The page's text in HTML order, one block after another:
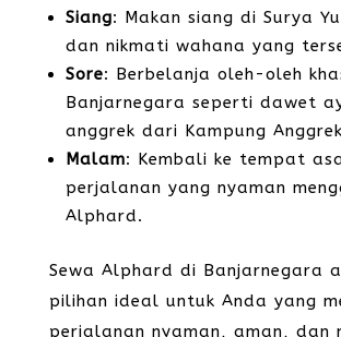
Siang: Makan siang di Surya
dan nikmati wahana yang
Sore: Berbelanja oleh-oleh
Banjarnegara seperti dawet
anggrek dari Kampung
Malam: Kembali ke tempat
perjalanan yang nyaman
Alphard.
Sewa Alphard di Banjarnegara
pilihan ideal untuk Anda yang
perjalanan nyaman, aman, dan